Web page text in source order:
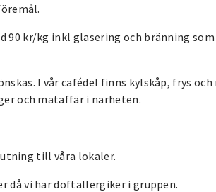
kr/kg inkl glasering och bränning
I vår cafédel finns kylskåp, frys
och mataffär i närheten.
till våra lokaler.
då vi har doftallergiker i gruppen.